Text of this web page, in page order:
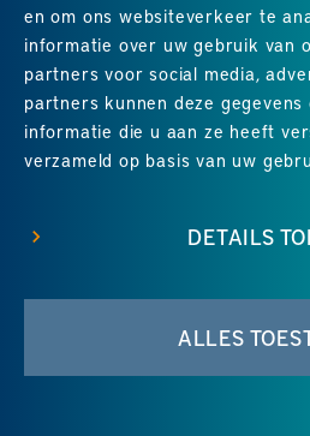
en om ons websiteverkeer te
informatie over uw gebruik van
partners voor social media,
partners kunnen deze
informatie die u aan ze heeft
verzameld op basis van uw
DETAILS
ALLES
Uitstekend 4.8uit 5 van
© 2026 Groene Hart Service •